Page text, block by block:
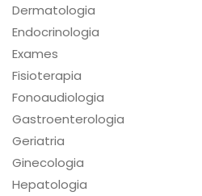
Dermatologia
Endocrinologia
Exames
Fisioterapia
Fonoaudiologia
Gastroenterologia
Geriatria
Ginecologia
Hepatologia